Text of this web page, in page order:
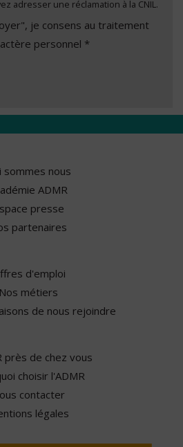
adresser une réclamation à la CNIL.
je consens au traitement
personnel *
sommes nous
ADMR
presse
partenaires
d'emploi
Nos métiers
de nous rejoindre
près de chez vous
choisir l'ADMR
contacter
légales